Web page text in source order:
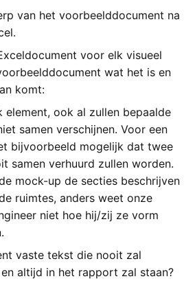
van het voorbeelddocument na
voor elk visueel
wat het is en
komt:
element, ook al zullen bepaalde
samen verschijnen. Voor een
bijvoorbeeld mogelijk dat twee
samen verhuurd zullen worden.
mock-up de secties beschrijven
ruimtes, anders weet onze
niet hoe hij/zij ze vorm
vaste tekst die nooit zal
altijd in het rapport zal staan?